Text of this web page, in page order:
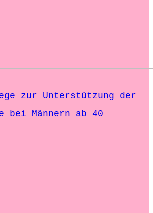
zur Unterstützung der
bei Männern ab 40